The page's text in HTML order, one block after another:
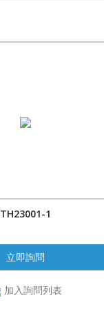
TH23001-1
立即詢問
加入詢問列表